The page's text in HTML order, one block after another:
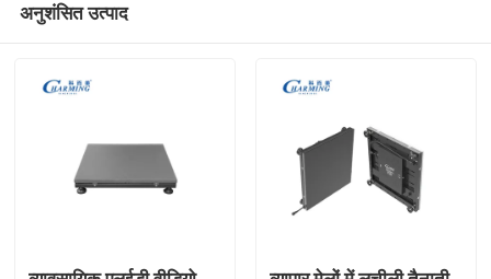
अनुशंसित उत्पाद